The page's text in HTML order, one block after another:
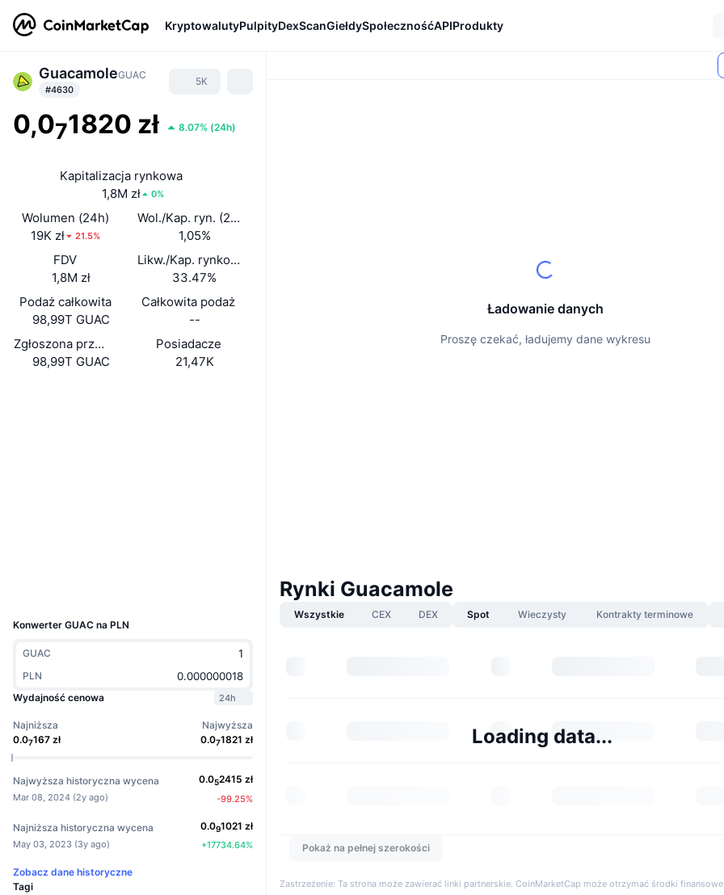
KryptowalutyPulpityDexScanGiełdySpołecznośćAPIProdukty
GuacamoleGUAC
#4630
5K
0,071820 zł 8.07% (24h)
Kapitalizacja rynkowa
1,8M zł
0%
Wolumen (24h)
19K zł
21.5%
Wol./Kap. ryn. (24 h)
1,05%
FDV
1,8M zł
Likw./Kap. rynkowa
33.47%
Podaż całkowita
98,99T GUAC
Całkowita podaż
--
Zgłoszona przez zespół podaż w obiegu
98,99T GUAC
Posiadacze
21,47K
Konwerter GUAC na PLN
GUAC
PLN
Wydajność cenowa
24h
Najniższa
0.07167 zł
Najwyższa
0.071821 zł
Najwyższa historyczna wycena
Mar 08, 2024 (2y ago)
0.052415 zł
-99.25%
Najniższa historyczna wycena
May 03, 2023 (3y ago)
0.091021 zł
+17734.64%
Zobacz dane historyczne
Tagi
Ładowanie danych
Proszę czekać, ładujemy dane wykresu
Rynki Guacamole
Wszystkie CEX DEX Spot Wieczysty Kontrakty terminowe
Loading data...
Pokaż na pełnej szerokości
Zastrzeżenie: Ta strona może zawierać linki partnerskie. CoinMarketCap może otrzymać środki